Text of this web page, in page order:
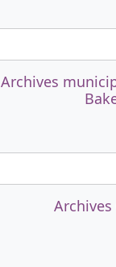
Archives
Archives